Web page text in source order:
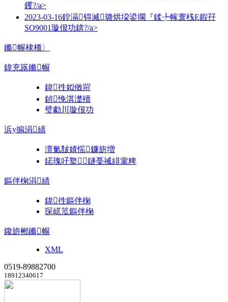
钁?/a>
2023-03-16鍠滆锝滅璐烘垜鍙擱『鍒╄幏寰桟E鍜孖
SO9001璇佷功錛?/a>
鏅幈棣栭〉
鍏充簬鏅幈
鍏徃姒傚喌
鍞悗淇濋殰
璧勮川璇佷功
浜у搧涓績
澶氭皵婧愮鐮旂増
鍩瑰吇鐜鐩戞祴緋葷粺
鏂伴椈涓績
鍏徃鏂伴椈
琛屼笟鏂伴椈
鑱旂郴鏅幈
XML
0519-89882700
18912340617